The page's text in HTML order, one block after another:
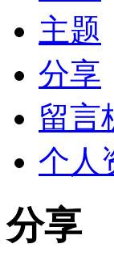
主题
分享
留言
个人
分享